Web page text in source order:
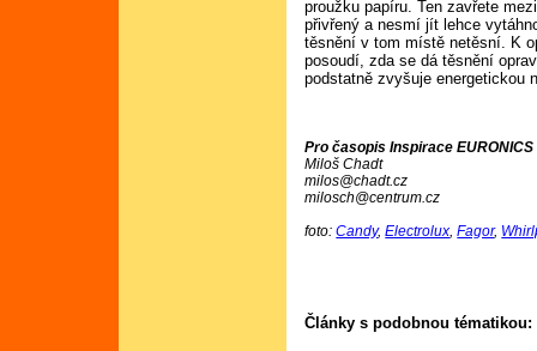
proužku papíru. Ten zavřete
přivřený a nesmí jít lehce
těsnění v tom místě netěsní. K
posoudí, zda se dá těsnění
podstatně zvyšuje energetickou
Pro časopis Inspirace EURONICS
Miloš Chadt
milos@chadt.cz
milosch@centrum.cz
foto:Candy,Electrolux ,Fagor,
Články s podobnou tématikou: